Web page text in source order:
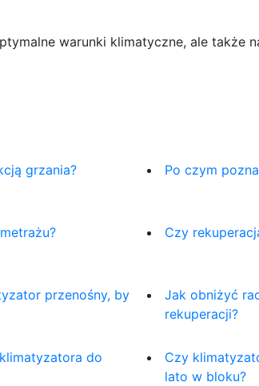
warunki klimatyczne, ale także
grzania? Po czym
Czy
przenośny, by
Jak obniżyć
rekuperacji?
do
Czy
lato w bloku?